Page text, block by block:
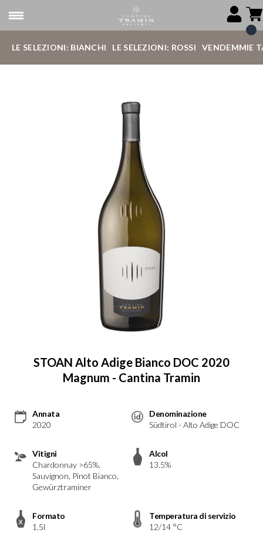
LE SELEZIONI: BIANCHI LE SELEZIONI: ROSSI VENDEMMIE
STOAN Alto Adige Bianco DOC 2020
Magnum - Cantina Tramin
Annata
2020
Denominazione
Südtirol - Alto Adige DOC
Vitigni
Chardonnay >65%,
Sauvignon, Pinot Bianco,
Gewürztraminer
Alcol
13.5%
Formato
1.5l
Temperatura di servizio
12/14 °C